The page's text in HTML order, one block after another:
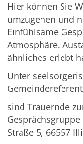
Hier können Sie
umzugehen und
Einfühlsame
Atmosphäre.
ähnliches erlebt
Unter
sind Trauernde
Straße 5, 66557